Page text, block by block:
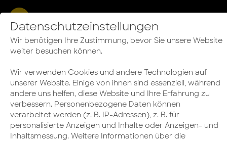
Datenschutzeinstellungen
Wir benötigen Ihre Zustimmung, bevor Sie unsere Website
weiter besuchen können.
Wir verwenden Cookies und andere Technologien auf
unserer Website. Einige von ihnen sind essenziell, während
andere uns helfen, diese Website und Ihre Erfahrung zu
verbessern. Personenbezogene Daten können
verarbeitet werden (z. B. IP-Adressen), z. B. für
personalisierte Anzeigen und Inhalte oder Anzeigen- und
Inhaltsmessung. Weitere Informationen über die
GE­FRAG­TE SOFT
SKILLS FÜR NEW
WORK, HY­BRI­DE
AR­BEIT & HO­ME­
OF­FICE